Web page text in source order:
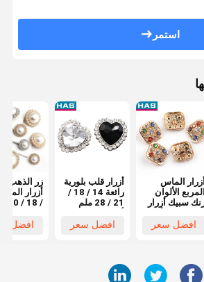
استمر
أزرار الماس
المربع الألوان
سبيك أزرار
المعاطف
افضل سعر
أزرار قلب بلورية
رائعة 14 / 18 /
21 / 28 ملم
سوداء
افضل سعر
زر الذهب
افضل